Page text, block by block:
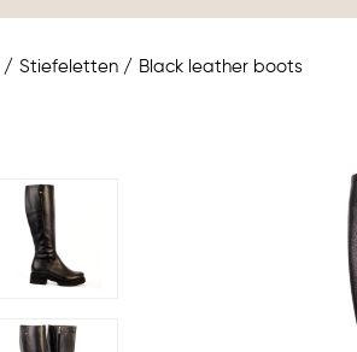
sandalen
stiefel
/ Stiefeletten / Black leather boots